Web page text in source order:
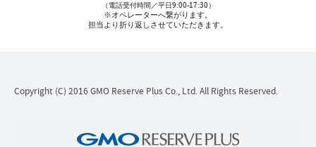
（電話受付時間／平日9:00-17:30）
※オペレーターへ繋がります。
担当より折り返しさせていただきます。
Copyright (C) 2016 GMO Reserve Plus Co., Ltd. All Rights Reserved.